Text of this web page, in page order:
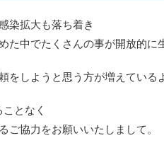
染拡大も落ち着き
た中でたくさんの事が開放的に
をしようと思う方が増えている
となく
ご協力をお願いいたしまして。